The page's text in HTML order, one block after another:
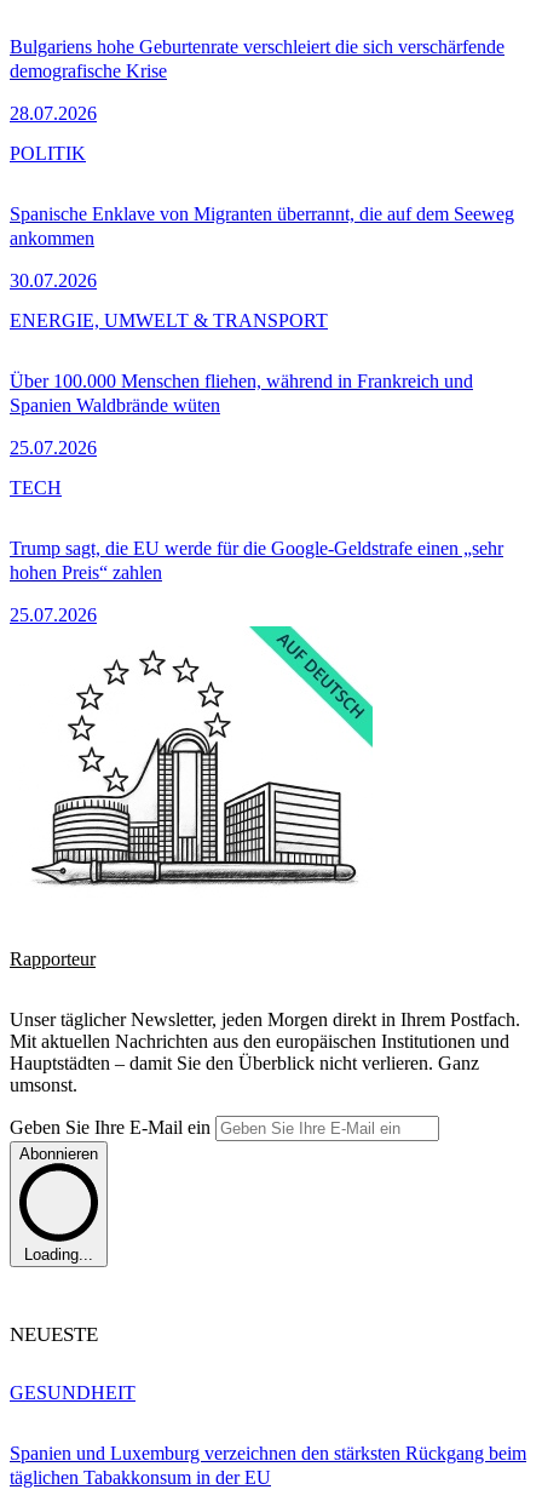
Bulgariens hohe Geburtenrate verschleiert die sich verschärfende
demografische Krise
28.07.2026
Spanische Enklave von Migranten überrannt, die auf dem Seeweg
ankommen
30.07.2026
POLITIK
Über 100.000 Menschen fliehen, während in Frankreich und
Spanien Waldbrände wüten
25.07.2026
ENERGIE, UMWELT & TRANSPORT
Trump sagt, die EU werde für die Google-Geldstrafe einen „sehr
hohen Preis“ zahlen
25.07.2026
TECH
Rapporteur
Unser täglicher Newsletter, jeden Morgen direkt in Ihrem Postfach.
Mit aktuellen Nachrichten aus den europäischen Institutionen und
Hauptstädten – damit Sie den Überblick nicht verlieren. Ganz
umsonst.
Geben Sie Ihre E-Mail ein
Abonnieren
Loading...
NEUESTE
Spanien und Luxemburg verzeichnen den stärksten Rückgang beim
täglichen Tabakkonsum in der EU
GESUNDHEIT